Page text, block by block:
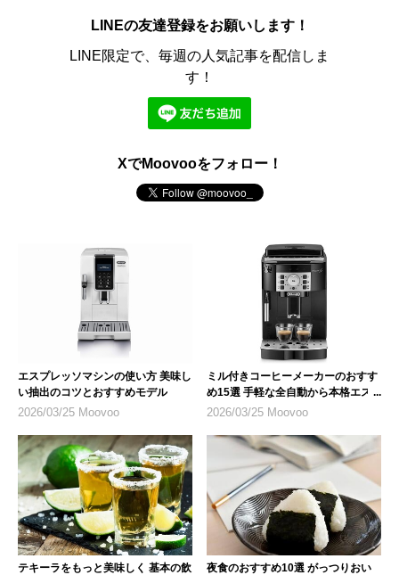
LINEの友達登録をお願いします！
LINE限定で、毎週の人気記事を配信しま
す！
XでMoovooをフォロー！
エスプレッソマシンの使い方 美味し
い抽出のコツとおすすめモデル
2026/03/25 Moovoo
ミル付きコーヒーメーカーのおすす
め15選 手軽な全自動から本格エス
プレッソまで
2026/03/25 Moovoo
テキーラをもっと美味しく 基本の飲
夜食のおすすめ10選 がっつりおい